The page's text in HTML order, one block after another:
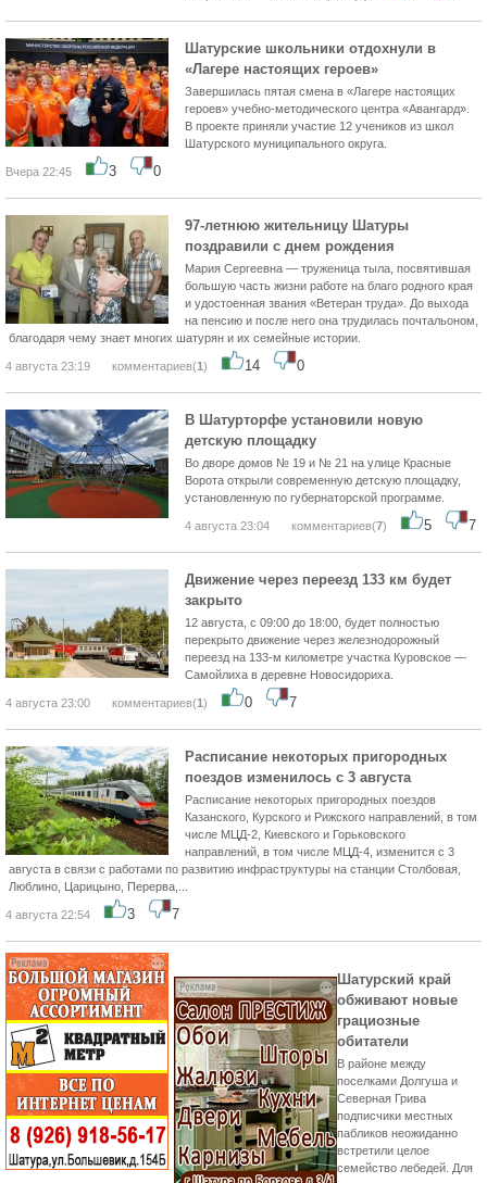
Шатурские школьники отдохнули в
«Лагере настоящих героев»
Завершилась пятая смена в «Лагере настоящих
героев» учебно-методического центра «Авангард».
В проекте приняли участие 12 учеников из школ
Шатурского муниципального округа.
Вчера 22:45 3 0
97-летнюю жительницу Шатуры
поздравили с днем рождения
Мария Сергеевна — труженица тыла, посвятившая
большую часть жизни работе на благо родного края
и удостоенная звания «Ветеран труда». До выхода
на пенсию и после него она трудилась почтальоном,
благодаря чему знает многих шатурян и их семейные истории.
4 августа 23:19 комментариев(1) 14 0
В Шатурторфе установили новую
детскую площадку
Во дворе домов № 19 и № 21 на улице Красные
Ворота открыли современную детскую площадку,
установленную по губернаторской программе.
4 августа 23:04 комментариев(7) 5 7
Движение через переезд 133 км будет
закрыто
12 августа, с 09:00 до 18:00, будет полностью
перекрыто движение через железнодорожный
переезд на 133-м километре участка Куровское —
Самойлиха в деревне Новосидориха.
4 августа 23:00 комментариев(1) 0 7
Расписание некоторых пригородных
поездов изменилось с 3 августа
Расписание некоторых пригородных поездов
Казанского, Курского и Рижского направлений, в том
числе МЦД-2, Киевского и Горьковского
направлений, в том числе МЦД-4, изменится с 3
августа в связи с работами по развитию инфраструктуры на станции Столбовая,
Люблино, Царицыно, Перерва,...
4 августа 22:54 3 7
Шатурский край
обживают новые
грациозные
обитатели
В районе между
поселками Долгуша и
Северная Грива
подписчики местных
пабликов неожиданно
встретили целое
семейство лебедей. Для